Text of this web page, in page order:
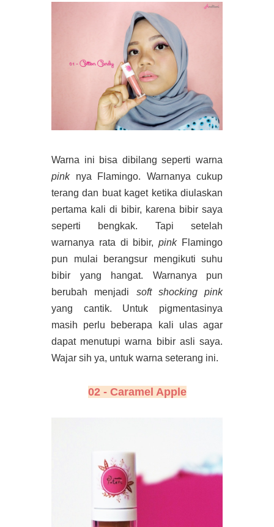
Warna ini bisa dibilang seperti warna
pinknya Flamingo. Warnanya cukup
terang dan buat kaget ketika diulaskan
pertama kali di bibir, karena bibir saya
seperti bengkak. Tapi setelah
warnanya rata di bibir,pinkFlamingo
pun mulai berangsur mengikuti suhu
bibir yang hangat. Warnanya pun
berubah menjadi soft
shocking pink
yang cantik. Untuk pigmentasinya
masih perlu beberapa kali ulas agar
dapat menutupi warna bibir asli saya.
Wajar sih ya, untuk warna seterang ini.
02 - Caramel Apple